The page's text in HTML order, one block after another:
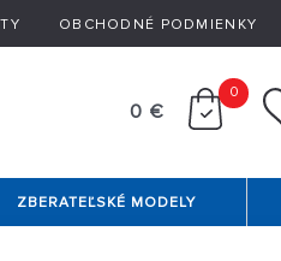
OBCHODNÉ PODMIENKY
0 €
0
ZBERATEĽSKÉ MODELY